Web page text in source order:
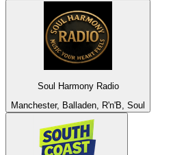
Soul Harmony Radio
Manchester, Balladen, R'n'B, Soul